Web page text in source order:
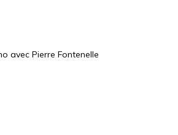
avec Pierre Fontenelle